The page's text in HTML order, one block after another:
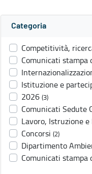
Categoria
Competitività,
Comunicati stampa
Istituzione e
2026 (3)
Comunicati Sedute
Lavoro, Istruzione e
Concorsi (2)
Dipartimento
Comunicati stampa